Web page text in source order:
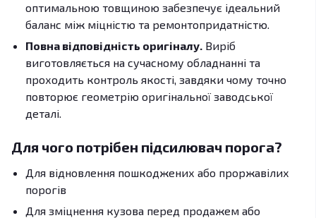
оптимальною товщиною забезпечує ідеальний
баланс між міцністю та ремонтопридатністю.
Повна відповідність оригіналу. Виріб
виготовляється на сучасному обладнанні та
проходить контроль якості, завдяки чому точно
повторює геометрію оригінальної заводської
деталі.
Для чого потрібен підсилювач порога?
Для відновлення пошкоджених або проржавілих
порогів
Для зміцнення кузова перед продажем або